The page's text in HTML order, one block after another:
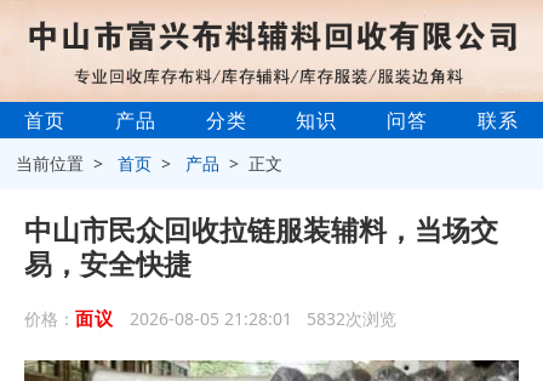
首页 产品 分类 知识 问答 联系
当前位置 >首页 > 产品 > 正文
中山市民众回收拉链服装辅料，当场交
易，安全快捷
价格： 面议 2026-08-05 21:28:01 5832次浏览